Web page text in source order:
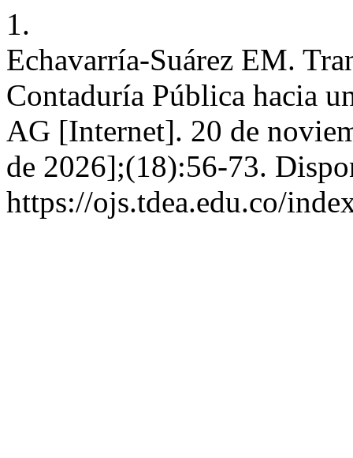
1.
Echavarría-Suárez EM.
Contaduría Pública hacia
AG [Internet]. 20 de
de 2026];(18):56-73.
https://ojs.tdea.edu.co/